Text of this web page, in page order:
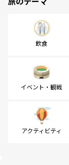
飲食
イベント・観戦
アクティビティ